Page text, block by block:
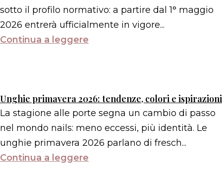
sotto il profilo normativo: a partire dal 1° maggio
2026 entrerà ufficialmente in vigore...
Continua a leggere
Unghie primavera 2026: tendenze, colori e ispirazioni
La stagione alle porte segna un cambio di passo
nel mondo nails: meno eccessi, più identità. Le
unghie primavera 2026 parlano di fresch...
Continua a leggere